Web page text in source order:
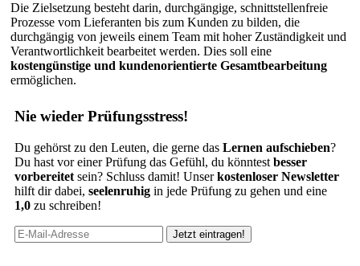
Die Zielsetzung besteht darin, durchgängige, schnittstellenfreie
Prozesse vom Lieferanten bis zum Kunden zu bilden, die
durchgängig von jeweils einem Team mit hoher Zuständigkeit und
Verantwortlichkeit bearbeitet werden. Dies soll eine
kostengünstige und kundenorientierte Gesamtbearbeitung
ermöglichen.
Nie wieder Prüfungsstress!
Du gehörst zu den Leuten, die gerne das Lernen aufschieben?
Du hast vor einer Prüfung das Gefühl, du könntest besser
vorbereitet sein? Schluss damit! Unserkostenloser Newsletter
hilft dir dabei, seelenruhig in jede Prüfung zu gehen und eine
1,0 zu schreiben!